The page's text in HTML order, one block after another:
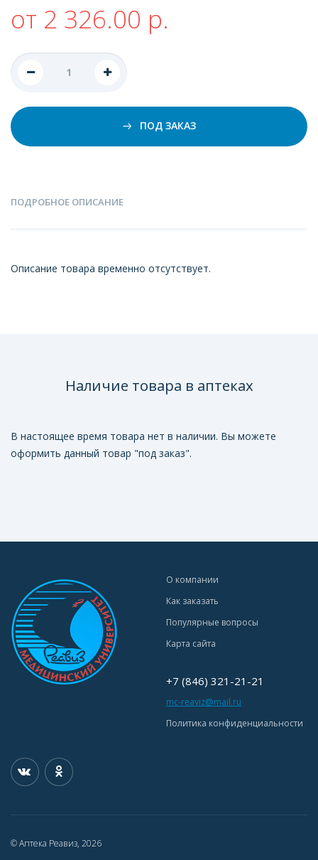
от 2 326.00 р.
ПОД ЗАКАЗ
ПОДРОБНОЕ ОПИСАНИЕ
Описание товара временно отсутствует.
Наличие товара в аптеках
В настоящее время товара нет в наличии. Вы можете
оформить данный товар "под заказ".
О компании
Как заказать
Популярные вопросы
Карта сайта
+7 (846) 321-21-21
mc-reaviz@mail.ru
Политика конфиденциальности
© Аптека Реавиз, 2026